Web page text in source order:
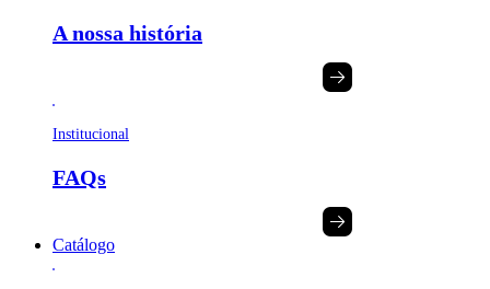
A nossa história
Institucional
FAQs
Catálogo